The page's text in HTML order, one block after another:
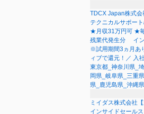
TDCX Japan株式会
テクニカルサポー
★月収31万円可 ★
残業代発生分 イン
※試用期間3ヵ月あ
ィブで還元！／ 入
東京都_神奈川県_
岡県_岐阜県_三重
県_鹿児島県_沖縄県
ミイダス株式会社
インサイドセール